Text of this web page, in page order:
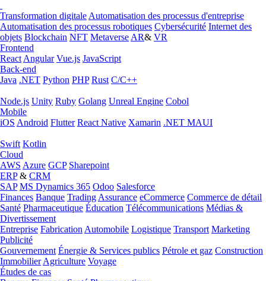
Transformation digitale Automatisation des processus d'entreprise
Automatisation des processus robotiques Cybersécurité Internet des
objets Blockchain NFT Metaverse AR& VR
Frontend
React Angular Vue.js JavaScript
Back-end
Java .NET Python PHP Rust C/C++
Node.js Unity Ruby Golang Unreal Engine Cobol
Mobile
iOS Android Flutter React Native Xamarin .NET MAUI
Swift Kotlin
Cloud
AWS Azure GCP Sharepoint
ERP& CRM
SAP MS Dynamics 365 Odoo Salesforce
Finances Banque Trading Assurance eCommerce Commerce de détail
Santé Pharmaceutique Éducation Télécommunications Médias &
Divertissement
Entreprise Fabrication Automobile Logistique Transport Marketing
Publicité
Gouvernement Énergie & Services publics Pétrole et gaz Construction
Immobilier Agriculture Voyage
Études de cas